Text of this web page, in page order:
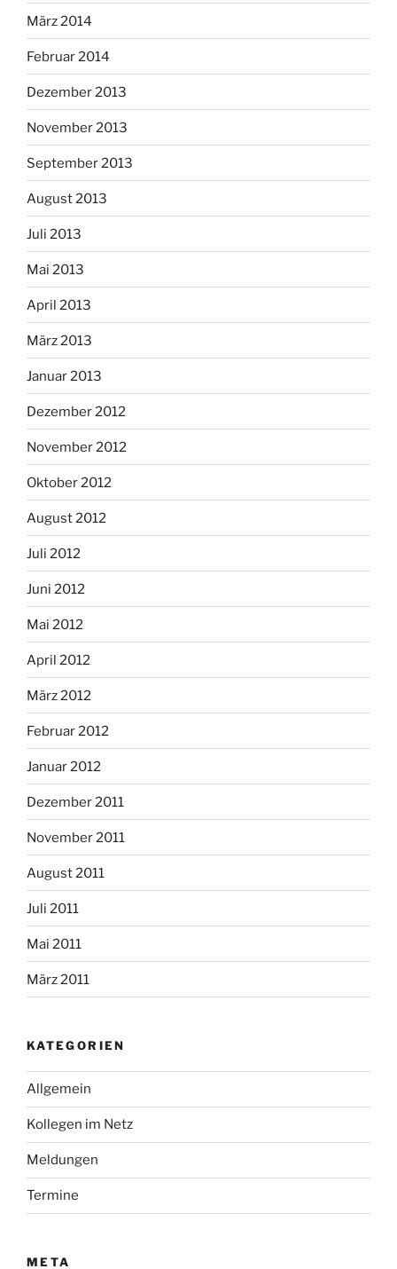
März 2014
Februar 2014
Dezember 2013
November 2013
September 2013
August 2013
Juli 2013
Mai 2013
April 2013
März 2013
Januar 2013
Dezember 2012
November 2012
Oktober 2012
August 2012
Juli 2012
Juni 2012
Mai 2012
April 2012
März 2012
Februar 2012
Januar 2012
Dezember 2011
November 2011
August 2011
Juli 2011
Mai 2011
März 2011
KATEGORIEN
Allgemein
Kollegen im Netz
Meldungen
Termine
META